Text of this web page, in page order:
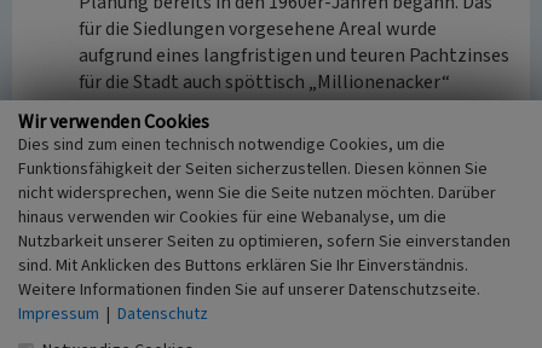
für die Siedlungen vorgesehene Areal wurde
aufgrund eines langfristigen und teuren Pachtzinses
für die Stadt auch spöttisch „Millionenacker“
genannt; der Baubeginn vor Ort erfolgte schließlich
2008.
Wie auch andernorts wird das Ortsbild in Ostheim von den
größeren Kirchenbauten geprägt: Die katholische
Pfarrkirche St. Servatius entstand 1906 nach Plänen des
Diözesanbaumeisters Franz Anton Hubert Statz (1848-
1930), ihr Kirchenschiff wurde von 1962 bis 1964 nach
Plänen des Architekten Kurt Faber um zwei Joche
Wir verwenden Cookies
Dies sind zum einen technisch notwendige Cookies, um die
Funktionsfähigkeit der Seiten sicherzustellen. Diesen können Sie
nicht widersprechen, wenn Sie die Seite nutzen möchten. Darüber
hinaus verwenden wir Cookies für eine Webanalyse, um die
Nutzbarkeit unserer Seiten zu optimieren, sofern Sie einverstanden
sind. Mit Anklicken des Buttons erklären Sie Ihr Einverständnis.
Weitere Informationen finden Sie auf unserer Datenschutzseite.
Impressum | Datenschutz